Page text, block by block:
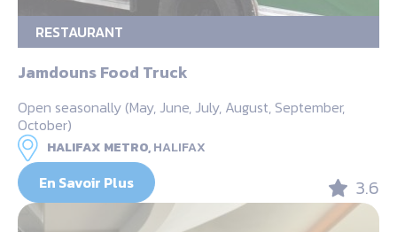
RESTAURANT
Jamdouns Food Truck
Open seasonally (May, June, July, August, September,
October)
HALIFAX METRO,HALIFAX
En Savoir Plus 3.6